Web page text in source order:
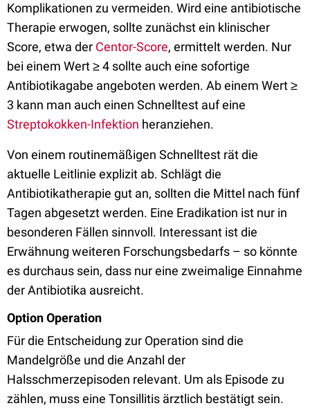
Komplikationen zu vermeiden. Wird eine antibiotische
Therapie erwogen, sollte zunächst ein klinischer
Score, etwa der Centor-Score, ermittelt werden. Nur
bei einem Wert ≥ 4 sollte auch eine sofortige
Antibiotikagabe angeboten werden. Ab einem Wert ≥
3 kann man auch einen Schnelltest auf eine
Streptokokken-Infektion heranziehen.
Von einem routinemäßigen Schnelltest rät die
aktuelle Leitlinie explizit ab. Schlägt die
Antibiotikatherapie gut an, sollten die Mittel nach fünf
Tagen abgesetzt werden. Eine Eradikation ist nur in
besonderen Fällen sinnvoll. Interessant ist die
Erwähnung weiteren Forschungsbedarfs – so könnte
es durchaus sein, dass nur eine zweimalige Einnahme
der Antibiotika ausreicht.
Option Operation
Für die Entscheidung zur Operation sind die
Mandelgröße und die Anzahl der
Halsschmerzepisoden relevant. Um als Episode zu
zählen, muss eine Tonsillitis ärztlich bestätigt sein.